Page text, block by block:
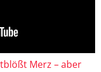
Merz – aber